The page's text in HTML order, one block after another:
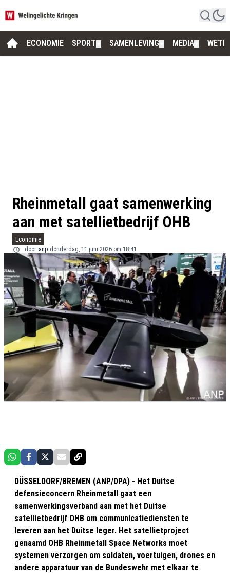
ECONOMIE SPORT SAMENLEVING MEDIA
Rheinmetall gaat samenwerking
aan met satellietbedrijf OHB
Economie
door anp donderdag, 11 juni 2026 om 18:41
DÜSSELDORF/BREMEN (ANP/DPA) - Het Duitse
defensieconcern Rheinmetall gaat een
samenwerkingsverband aan met het Duitse
satellietbedrijf OHB om communicatiediensten te
leveren aan het Duitse leger. Het satellietproject
genaamd OHB Rheinmetall Space Networks moet
systemen verzorgen om soldaten, voertuigen, drones en
andere apparatuur van de Bundeswehr met elkaar te